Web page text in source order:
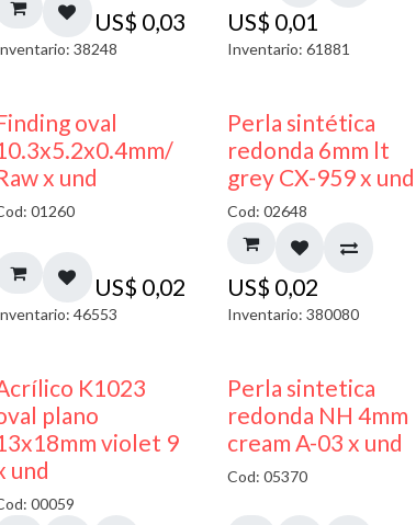
US$ 0,03
38248
US$ 0,01
Inventario: 61881
oval
x und
01260
US$ 0,02
46553
Perla sintética
redonda 6mm lt
grey CX-959 x und
Cod: 02648
US$ 0,02
Inventario: 380080
50% DESCUENTO
K1023
plano
violet 9
und
00059
Perla sintetica
redonda NH 4mm
cream A-03 x und
Cod: 05370